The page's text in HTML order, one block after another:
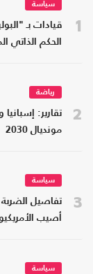
1
سياسة
قيادات بـ
الحكم الذاتي
2
رياضة
تقارير:
مونديال 2030
3
سياسة
تفاصيل
أصيب
سياسة